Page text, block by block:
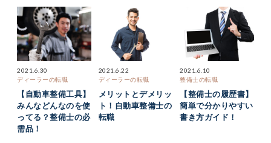
2021.6.30
ディーラーの転職
【自動車整備工具】
みんなどんなのを使
ってる？整備士の必
需品！
2021.6.22
ディーラーの転職
メリットとデメリッ
ト！自動車整備士の
転職
2021.6.10
整備士の転職
【整備士の履歴書】
簡単で分かりやすい
書き方ガイド！